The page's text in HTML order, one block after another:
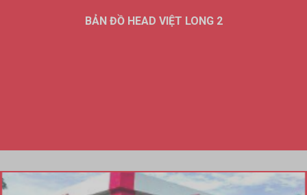
BẢN ĐỒ HEAD VIỆT LONG 2